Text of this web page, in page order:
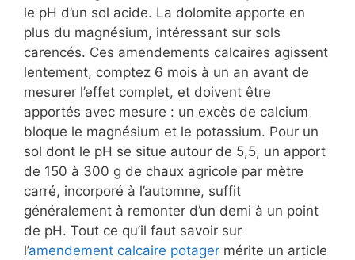
le pH d’un sol acide. La dolomite apporte en
plus du magnésium, intéressant sur sols
carencés. Ces amendements calcaires agissent
lentement, comptez 6 mois à un an avant de
mesurer l’effet complet, et doivent être
apportés avec mesure : un excès de calcium
bloque le magnésium et le potassium. Pour un
sol dont le pH se situe autour de 5,5, un apport
de 150 à 300 g de chaux agricole par mètre
carré, incorporé à l’automne, suffit
généralement à remonter d’un demi à un point
de pH. Tout ce qu’il faut savoir sur
l’amendement calcaire potager mérite un article